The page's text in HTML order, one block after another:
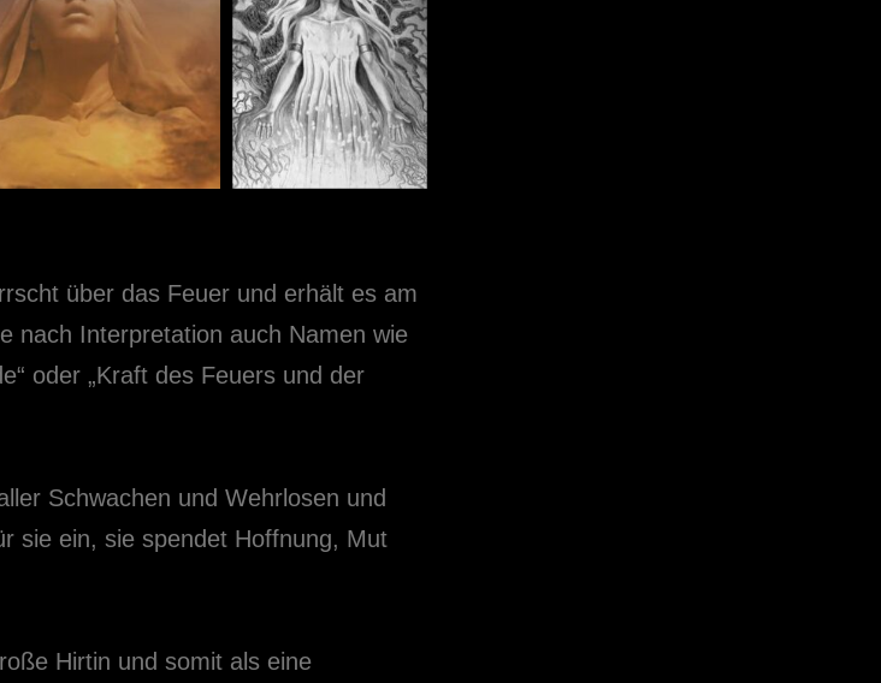
über das Feuer und erhält es am
nach Interpretation auch Namen wie
oder „Kraft des Feuers und der
Schwachen und Wehrlosen und
sie ein, sie spendet Hoffnung, Mut
Hirtin und somit als eine